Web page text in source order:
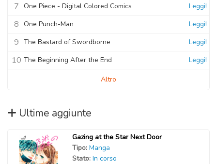
7 One Piece - Digital Colored Comics Leggi!
8 One Punch-Man Leggi!
9 The Bastard of Swordborne Leggi!
10 The Beginning After the End Leggi!
Altro
Ultime aggiunte
Gazing at the Star Next Door
Tipo: Manga
Stato: In corso